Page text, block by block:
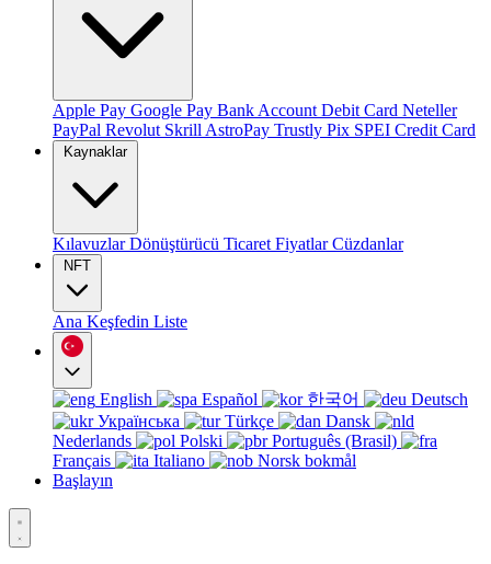
Apple Pay Google Pay Bank Account Debit Card Neteller
PayPal Revolut Skrill AstroPay Trustly Pix SPEI Credit Card
Kaynaklar
KılavuzlarDönüştürücü Ticaret FiyatlarCüzdanlar
NFT
Ana Keşfedin Liste
English Español 한국어
Deutsch
Українська
Türkçe
Dansk
Nederlands
Polski
Português (Brasil)
Français
Italiano
Norsk bokmål
Başlayın